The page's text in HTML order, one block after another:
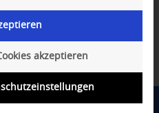
akzeptieren